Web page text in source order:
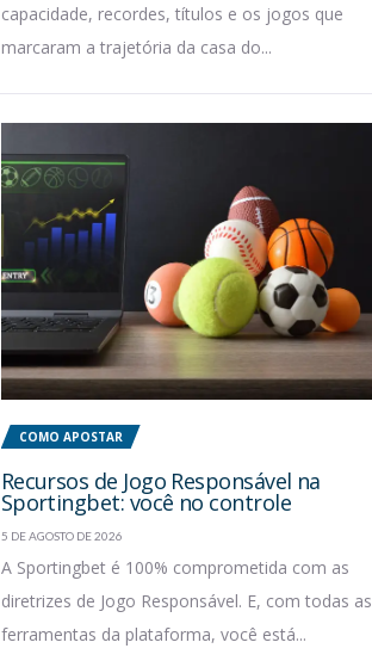
capacidade, recordes, títulos e os jogos que
marcaram a trajetória da casa do...
COMO APOSTAR
Recursos de Jogo Responsável na
Sportingbet: você no controle
5 DE AGOSTO DE 2026
A Sportingbet é 100% comprometida com as
diretrizes de Jogo Responsável. E, com todas as
ferramentas da plataforma, você está...